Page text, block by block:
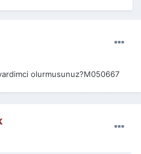
olurmusunuz?M050667